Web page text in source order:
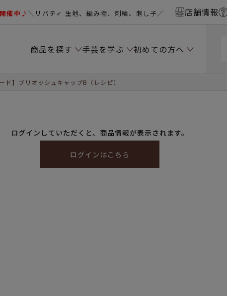
催中♪＼リバティ 生地、編み物、刺繍、刺し子／ 店舗情報
商品を探す 手芸を学ぶ 初めての方へ
ド】ブリオッシュキャップB（レシピ）
ログインしていただくと、商品情報が表示されます。
ログインはこちら